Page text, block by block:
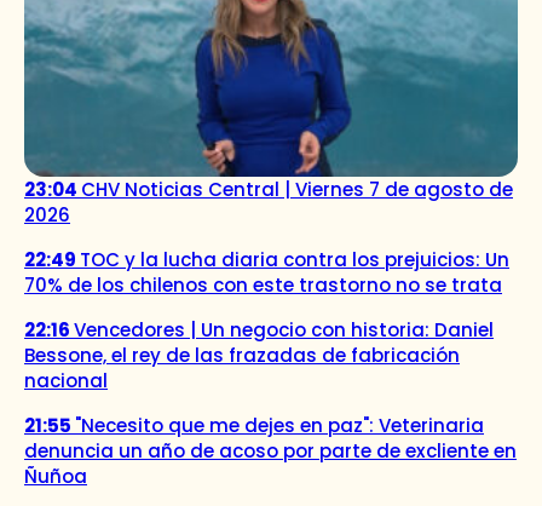
23:04 CHV Noticias Central | Viernes 7 de agosto de
2026
22:49 TOC y la lucha diaria contra los prejuicios: Un
70% de los chilenos con este trastorno no se trata
22:16Vencedores | Un negocio con historia: Daniel
Bessone, el rey de las frazadas de fabricación
nacional
21:55 "Necesito que me dejes en paz": Veterinaria
denuncia un año de acoso por parte de excliente en
Ñuñoa